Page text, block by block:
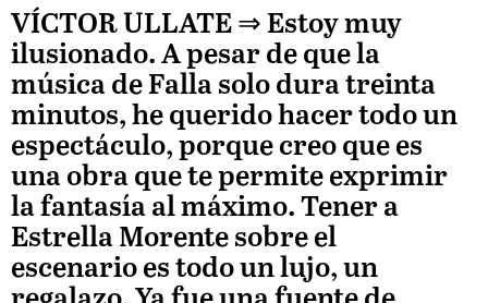
VÍCTOR ULLATE ⇒ Estoy muy
ilusionado. A pesar de que la
música de Falla solo dura treinta
minutos, he querido hacer todo un
espectáculo, porque creo que es
una obra que te permite exprimir
la fantasía al máximo. Tener a
Estrella Morente sobre el
escenario es todo un lujo, un